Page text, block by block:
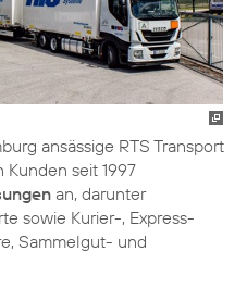
ansässige RTS Transport
seit 1997
an, darunter
sowie Kurier-, Express-
Sammelgut- und